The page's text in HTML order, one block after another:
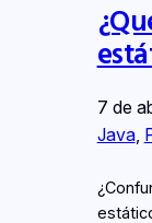
7 de
Java,